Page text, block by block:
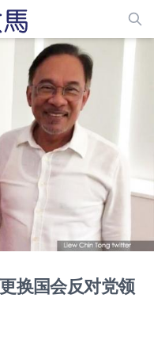
换国会反对党领